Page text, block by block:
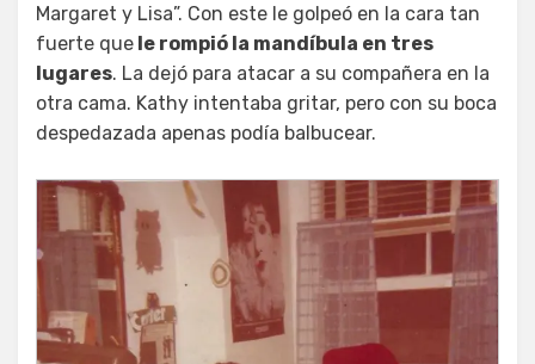
Margaret y Lisa”. Con este le golpeó en la cara tan
fuerte que le rompió la mandíbula en tres
lugares. La dejó para atacar a su compañera en la
otra cama. Kathy intentaba gritar, pero con su boca
despedazada apenas podía balbucear.